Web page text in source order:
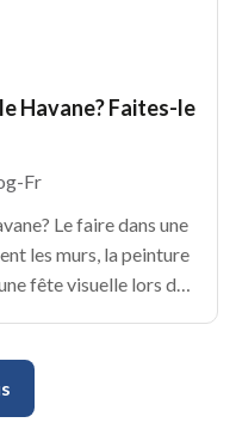
Havane? Faites-le
Fr
Le faire dans une
les murs, la peinture
fête visuelle lors de